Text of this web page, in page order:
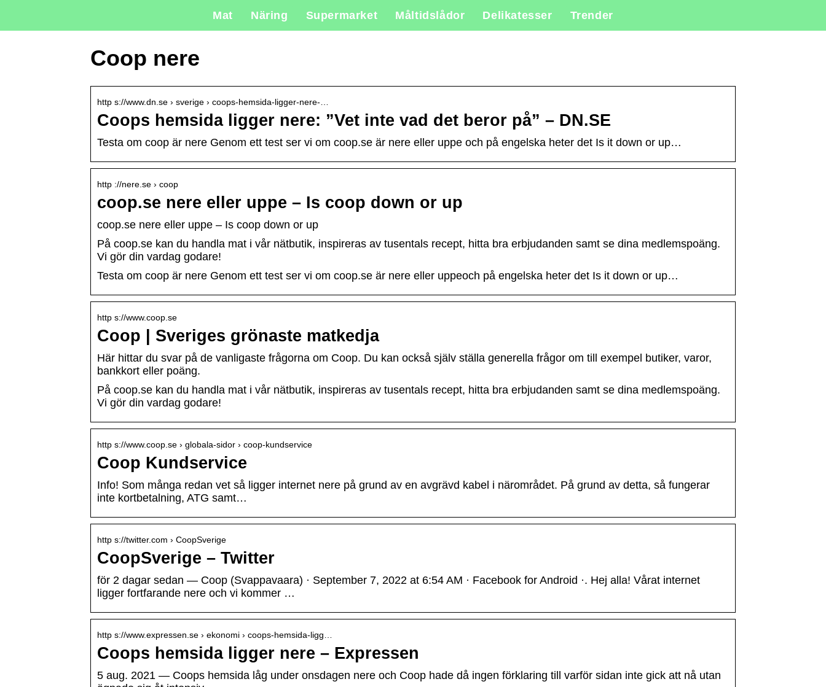
Mat Näring Supermarket Måltidslådor Delikatesser Trender
Coop nere
http s://www.dn.se › sverige › coops-hemsida-ligger-nere-…
Coops hemsida ligger nere: ”Vet inte vad det beror på” – DN.SE
Testa om coop är nere Genom ett test ser vi om coop.se är nere eller uppe och på engelska heter det Is it down or up…
http ://nere.se › coop
coop.se nere eller uppe – Is coop down or up
coop.se nere eller uppe – Is coop down or up
På coop.se kan du handla mat i vår nätbutik, inspireras av tusentals recept, hitta bra erbjudanden samt se dina medlemspoäng.
Vi gör din vardag godare!
Testa om coop är nere Genom ett test ser vi om coop.se är nere eller uppeoch på engelska heter det Is it down or up…
http s://www.coop.se
Coop | Sveriges grönaste matkedja
Här hittar du svar på de vanligaste frågorna om Coop. Du kan också själv ställa generella frågor om till exempel butiker, varor,
bankkort eller poäng.
På coop.se kan du handla mat i vår nätbutik, inspireras av tusentals recept, hitta bra erbjudanden samt se dina medlemspoäng.
Vi gör din vardag godare!
http s://www.coop.se › globala-sidor › coop-kundservice
Coop Kundservice
Info! Som många redan vet så ligger internet nere på grund av en avgrävd kabel i närområdet. På grund av detta, så fungerar
inte kortbetalning, ATG samt…
http s://twitter.com › CoopSverige
CoopSverige – Twitter
för 2 dagar sedan — Coop (Svappavaara) · September 7, 2022 at 6:54 AM · Facebook for Android ·. Hej alla! Vårat internet
ligger fortfarande nere och vi kommer …
http s://www.expressen.se › ekonomi › coops-hemsida-ligg…
Coops hemsida ligger nere – Expressen
5 aug. 2021 — Coops hemsida låg under onsdagen nere och Coop hade då ingen förklaring till varför sidan inte gick att nå utan